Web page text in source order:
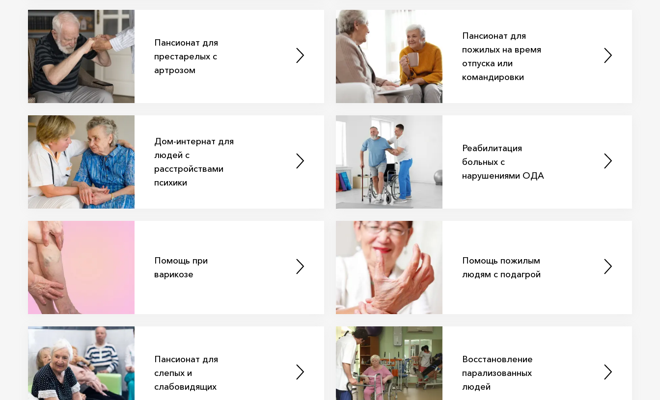
Пансионат для
престарелых с
артрозом
Пансионат для
пожилых на время
отпуска или
командировки
Дом-интернат для
людей с
расстройствами
психики
Реабилитация
больных с
нарушениями ОДА
Помощь при
варикозе
Помощь пожилым
людям с подагрой
Пансионат для
слепых и
слабовидящих
Восстановление
парализованных
людей